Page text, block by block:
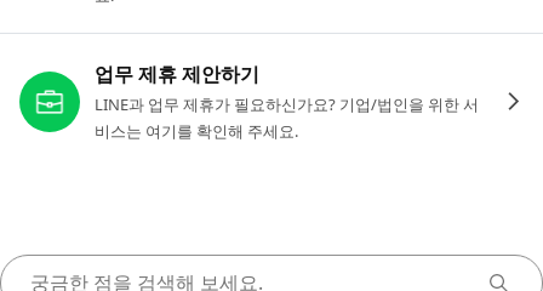
업무 제휴 제안하기
LINE과 업무 제휴가 필요하신가요? 기업/법인을 위한 서
비스는 여기를 확인해 주세요.